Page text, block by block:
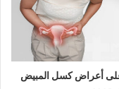
أعراض كسل المبيض